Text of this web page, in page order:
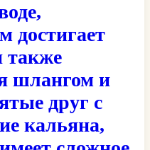
достигает
также
шлангом и
друг с
кальяна,